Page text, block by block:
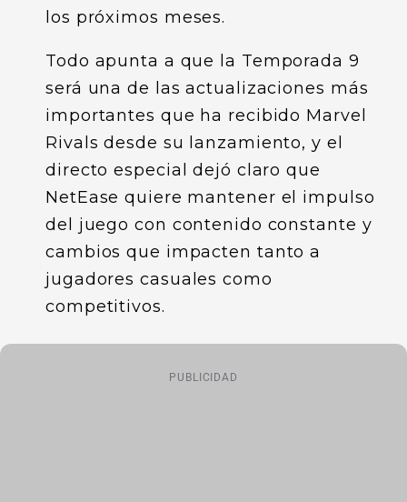
los próximos meses.
Todo apunta a que la Temporada 9
será una de las actualizaciones más
importantes que ha recibido Marvel
Rivals desde su lanzamiento, y el
directo especial dejó claro que
NetEase quiere mantener el impulso
del juego con contenido constante y
cambios que impacten tanto a
jugadores casuales como
competitivos.
PUBLICIDAD